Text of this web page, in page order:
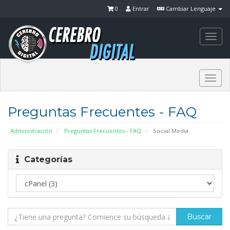
Cambiar Lenguaje
Entrar
0
Preguntas Frecuentes - FAQ
Administración Preguntas Frecuentes - FAQ Social Media
Categorías